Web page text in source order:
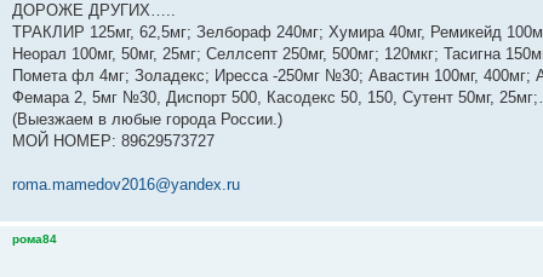
щ
е
и
е
ДОРОЖЕ ДРУГИХ…..
ТРАКЛИР 125мг, 62,5мг; Зелбораф 240мг; Хумира 40мг, Ремикейд
Неорал 100мг, 50мг, 25мг; Селлсепт 250мг, 500мг; 120мкг; Тасигна
Помета фл 4мг; Золадекс; Иресса -250мг №30; Авастин 100мг, 400мг;
Фемара 2, 5мг №30, Диспорт 500, Касодекс 50, 150, Сутент 50мг,
(Выезжаем в любые города России.)
МОЙ НОМЕР: ‪89629573727‬
roma.mamedov2016@yandex.ru
рома84